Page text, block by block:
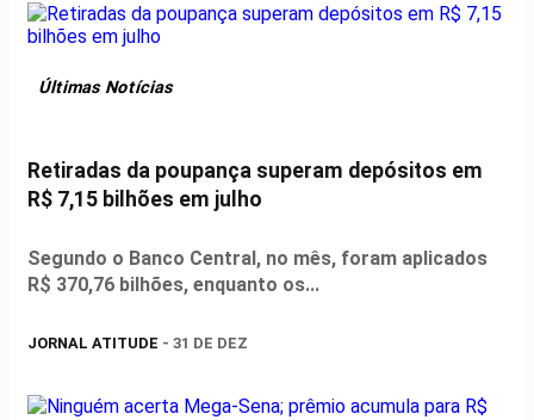
Últimas Notícias
Retiradas da poupança superam depósitos em
R$ 7,15 bilhões em julho
Segundo o Banco Central, no mês, foram aplicados
R$ 370,76 bilhões, enquanto os...
JORNAL ATITUDE - 31 DE DEZ